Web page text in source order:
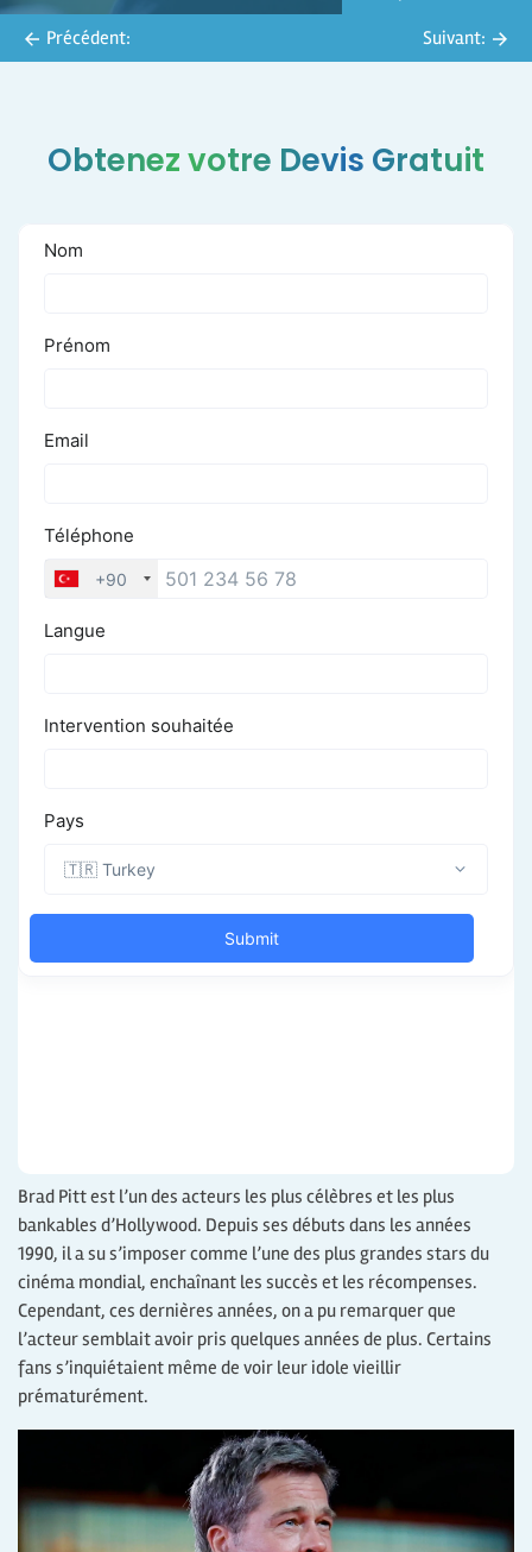
Navigation
de Précédent: Suivant:
Obtenez votre Devis Gratuit
Brad Pitt est l’un des acteurs les plus célèbres et les plus
bankables d’Hollywood. Depuis ses débuts dans les années
1990, il a su s’imposer comme l’une des plus grandes stars du
cinéma mondial, enchaînant les succès et les récompenses.
Cependant, ces dernières années, on a pu remarquer que
l’acteur semblait avoir pris quelques années de plus. Certains
fans s’inquiétaient même de voir leur idole vieillir
prématurément.